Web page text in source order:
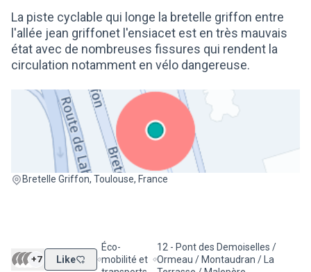
La piste cyclable qui longe la bretelle griffon entre
l'allée jean griffonet l'ensiacet est en très mauvais
état avec de nombreuses fissures qui rendent la
circulation notamment en vélo dangereuse.
Bretelle Griffon, Toulouse, France
(Lien externe)
+7 Like Filtrer les résultats de la catégorie : Éco-mobilité
Éco-
mobilité et Filtrer les résultats pour le secteur
12 - Pont des Demoiselles /
Ormeau / Montaudran / La